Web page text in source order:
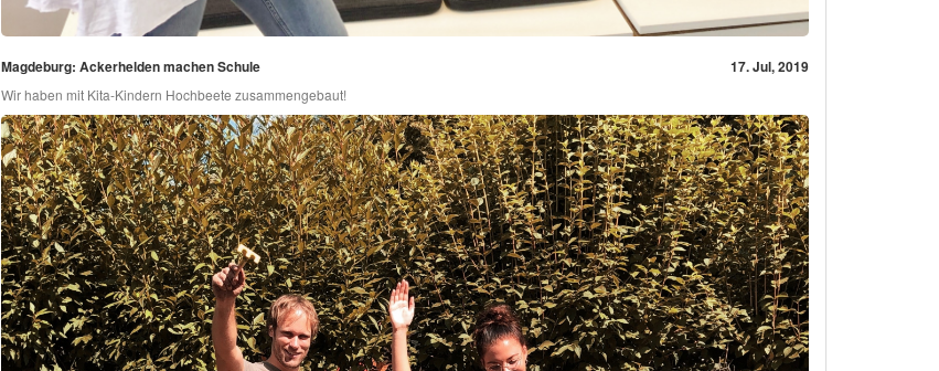
Magdeburg: Ackerhelden machen Schule 17. Jul, 2019
Wir haben mit Kita-Kindern Hochbeete zusammengebaut!